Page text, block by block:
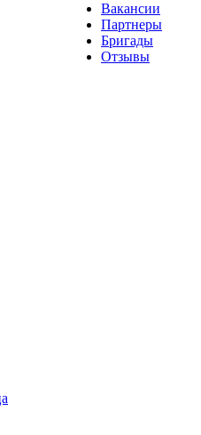
Вакансии
Партнеры
Бригады
Отзывы